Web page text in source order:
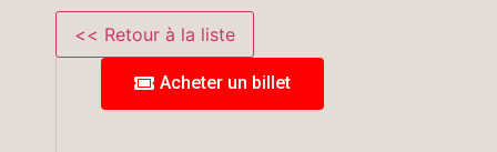
Acheter un billet